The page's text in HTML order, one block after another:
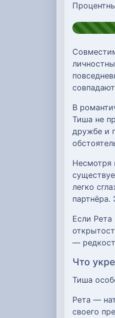
В
Тиша не
дружбе и
Несмотря
легко
Если Рета
—
Что
Тиша
Рета —
своего